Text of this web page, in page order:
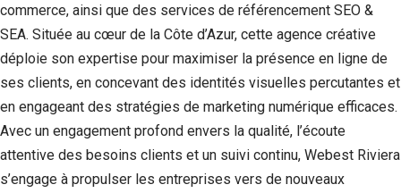
commerce, ainsi que des services de référencement SEO &
SEA. Située au cœur de la Côte d’Azur, cette agence créative
déploie son expertise pour maximiser la présence en ligne de
ses clients, en concevant des identités visuelles percutantes et
en engageant des stratégies de marketing numérique efficaces.
Avec un engagement profond envers la qualité, l’écoute
attentive des besoins clients et un suivi continu, Webest Riviera
s’engage à propulser les entreprises vers de nouveaux